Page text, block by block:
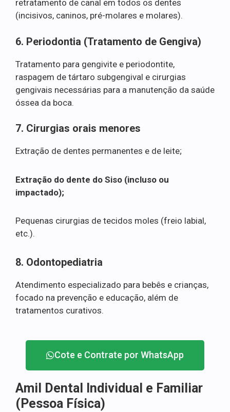
retratamento de canal em todos os dentes
(incisivos, caninos, pré-molares e molares).
6. Periodontia (Tratamento de Gengiva)
Tratamento para gengivite e periodontite,
raspagem de tártaro subgengival e cirurgias
gengivais necessárias para a manutenção da saúde
óssea da boca.
7. Cirurgias orais menores
Extração de dentes permanentes e de leite;
Extração do dente do Siso (incluso ou
impactado);
Pequenas cirurgias de tecidos moles (freio labial,
etc.).
8. Odontopediatria
Atendimento especializado para bebês e crianças,
focado na prevenção e educação, além de
tratamentos curativos.
Cote e Contrate por WhatsApp
Amil Dental Individual e Familiar
(Pessoa Física)